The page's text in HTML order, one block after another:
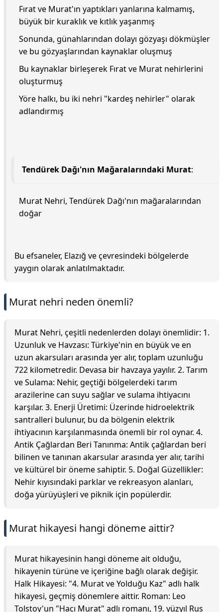
Fırat ve Murat'ın yaptıkları yanlarına kalmamış,
büyük bir kuraklık ve kıtlık yaşanmış
Sonunda, günahlarından dolayı gözyaşı dökmüşler
ve bu gözyaşlarından kaynaklar oluşmuş
Bu kaynaklar birleşerek Fırat ve Murat nehirlerini
oluşturmuş
Yöre halkı, bu iki nehri "kardeş nehirler" olarak
adlandırmış
Tendürek Dağı'nın Mağaralarındaki Murat:
Murat Nehri, Tendürek Dağı'nın mağaralarından
doğar
Bu efsaneler, Elazığ ve çevresindeki bölgelerde
yaygın olarak anlatılmaktadır.
Murat nehri neden önemli?
Murat Nehri, çeşitli nedenlerden dolayı önemlidir: 1.
Uzunluk ve Havzası: Türkiye'nin en büyük ve en
uzun akarsuları arasında yer alır, toplam uzunluğu
722 kilometredir. Devasa bir havzaya yayılır. 2. Tarım
ve Sulama: Nehir, geçtiği bölgelerdeki tarım
arazilerine can suyu sağlar ve sulama ihtiyacını
karşılar. 3. Enerji Üretimi: Üzerinde hidroelektrik
santralleri bulunur, bu da bölgenin elektrik
ihtiyacının karşılanmasında önemli bir rol oynar. 4.
Antik Çağlardan Beri Tanınma: Antik çağlardan beri
bilinen ve tanınan akarsular arasında yer alır, tarihi
ve kültürel bir öneme sahiptir. 5. Doğal Güzellikler:
Nehir kıyısındaki parklar ve rekreasyon alanları,
doğa yürüyüşleri ve piknik için popülerdir.
Murat hikayesi hangi döneme aittir?
Murat hikayesinin hangi döneme ait olduğu,
hikayenin türüne ve içeriğine bağlı olarak değişir.
Halk Hikayesi: "4. Murat ve Yolduğu Kaz" adlı halk
hikayesi, geçmiş dönemlere aittir. Roman: Leo
Tolstoy'un "Hacı Murat" adlı romanı, 19. yüzyıl Rus